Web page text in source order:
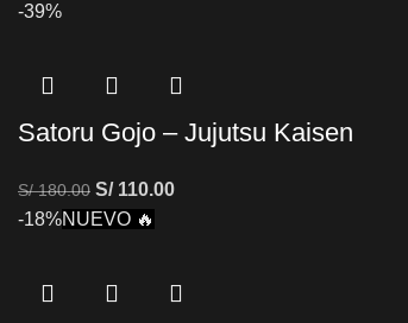
-39%
Satoru Gojo – Jujutsu Kaisen
S/180.00 S/110.00
-18%NUEVO 🔥